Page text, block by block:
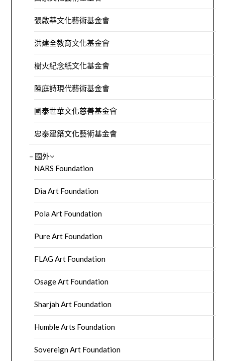
張啟華文化藝術基金會
洪建全教育文化基金會
樹火紀念紙文化基金會
陳庭詩現代藝術基金會
國泰世華文化慈善基金會
忠泰建築文化藝術基金會
– 國外
NARS Foundation
Dia Art Foundation
Pola Art Foundation
Pure Art Foundation
FLAG Art Foundation
Osage Art Foundation
Sharjah Art Foundation
Humble Arts Foundation
Sovereign Art Foundation